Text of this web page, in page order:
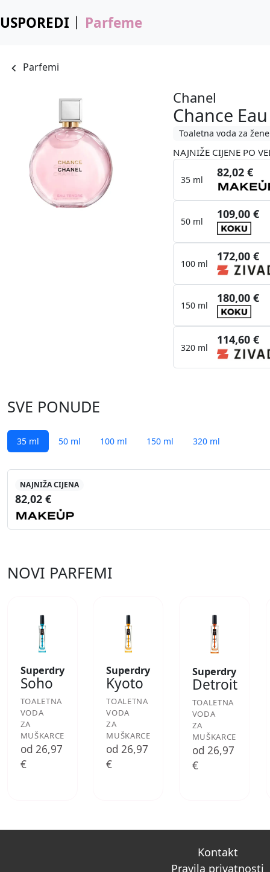
USPOREDI Parfeme
Parfemi
Chanel
Chance
Toaletna voda za žene
NAJNIŽE CIJENE PO
35 ml
82,02 €
50 ml
109,00 €
100 ml
172,00 €
150 ml
180,00 €
320 ml
114,60 €
SVE PONUDE
35 ml 50 ml 100 ml 150 ml 320 ml
NAJNIŽA CIJENA
82,02 €
NOVI PARFEMI
Superdry
Soho
TOALETNA
VODA
ZA
MUŠKARCE
od 26,97
€
Superdry
Kyoto
TOALETNA
VODA
ZA
MUŠKARCE
od 26,97
€
Superdry
Detroit
TOALETNA
VODA
ZA
MUŠKARCE
od 26,97
€
Kontakt
Pravila privatnosti